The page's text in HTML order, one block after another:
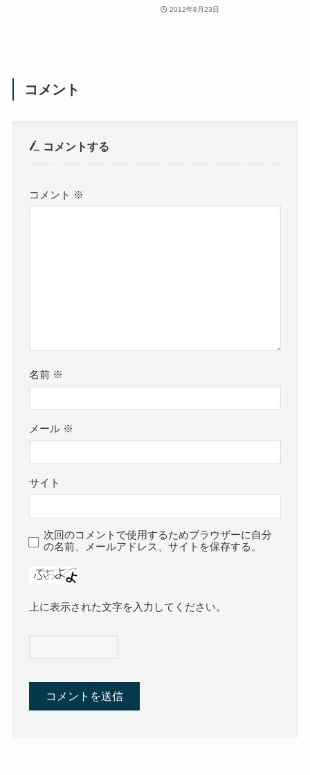
2012年8月23日
コメント
コメントする
コメント ※
名前 ※
メール ※
サイト
次回のコメントで使用するためブラウザーに自分
の名前、メールアドレス、サイトを保存する。
上に表示された文字を入力してください。